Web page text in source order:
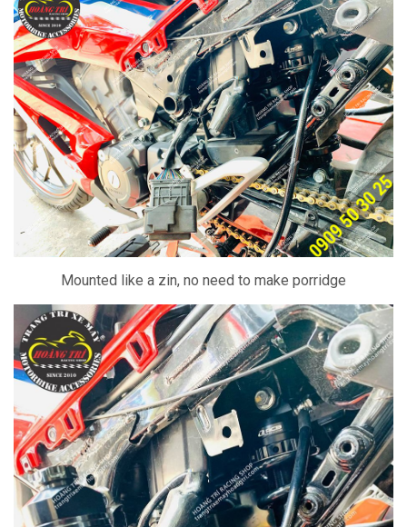
Mounted like a zin, no need to make porridge